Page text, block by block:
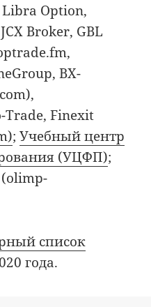
Option,
Broker, GBL
BX-
Trade, Finexit
;Учебный центр
(УЦФП);
список
года.